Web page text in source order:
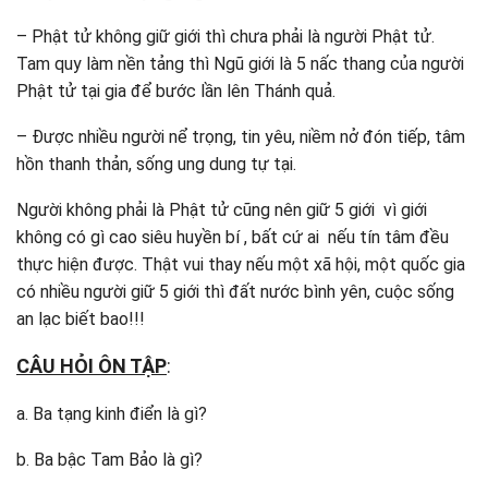
– Phật tử không giữ giới thì chưa phải là người Phật tử.
Tam quy làm nền tảng thì Ngũ giới là 5 nấc thang của người
Phật tử tại gia để bước lần lên Thánh quả.
– Được nhiều người nể trọng, tin yêu, niềm nở đón tiếp, tâm
hồn thanh thản, sống ung dung tự tại.
Người không phải là Phật tử cũng nên giữ 5 giới vì giới
không có gì cao siêu huyền bí , bất cứ ai nếu tín tâm đều
thực hiện được. Thật vui thay nếu một xã hội, một quốc gia
có nhiều người giữ 5 giới thì đất nước bình yên, cuộc sống
an lạc biết bao!!!
CÂU HỎI ÔN TẬP:
a. Ba tạng kinh điển là gì?
b. Ba bậc Tam Bảo là gì?